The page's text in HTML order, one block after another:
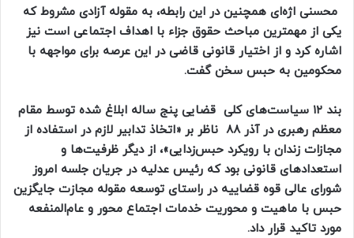
محسنی اژه‌ای همچنین در این رابطه، به مقوله آزادی مشروط که
یکی از مهمترین مباحث حقوق جزاء با اهداف اجتماعی است نیز
اشاره کرد و از اختیار قانونی قاضی در این عرصه برای مواجهه با
محکومین به حبس سخن گفت.
بند ۱۲ سیاست‌های کلی قضایی پنج ساله ابلاغ شده توسط مقام
معظم رهبری در آذر ۸۸ ناظر بر «اتخاذ تدابیر لازم در استفاده از
مجازات زندان با رویکرد حبس‌زدایی»، از دیگر ظرفیت‌ها و
استعدادهای قانونی بود که رئیس عدلیه در جریان جلسه امروز
شورای عالی قوه قضاییه در راستای توسعه مقوله مجازت جایگزین
حبس با ماهیت و محوریت خدمات اجتماع محور و عام‌المنفعه
مورد تاکید قرار داد.